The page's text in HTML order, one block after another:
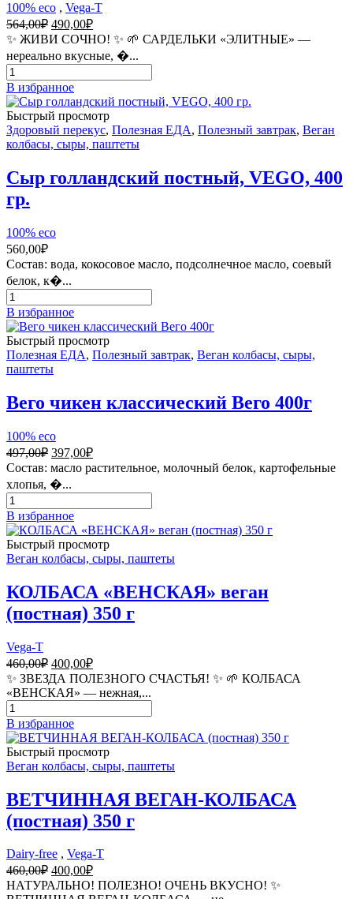
100% eco , Vega-T
564,00₽ Первоначальная
цена
564,00₽.
490,00₽Текущая
цена:
490,00₽.
✨ ЖИВИ СОЧНО! ✨ 🌱 САРДЕЛЬКИ «ЭЛИТНЫЕ» —
нереально вкусные, �...
Количество
товара
САРДЕЛЬКИ
«ЭЛИТНЫЕ»
веган
(постные)400
В избранное
Быстрый просмотр
Здоровый перекус, Полезная ЕДА, Полезный завтрак, Веган
колбасы, сыры, паштеты
Сыр голландский постный, VEGO, 400
гр.
100% eco
560,00₽
Состав: вода, кокосовое масло, подсолнечное масло, соевый
белок, к�...
Количество
товара
Сыр
голландский
постный,
VEGO,
гр.
В избранное
Быстрый просмотр
Полезная ЕДА, Полезный завтрак, Веган колбасы, сыры,
паштеты
Вего чикен классический Вего 400г
100% eco
497,00₽ Первоначальная
цена
составляла
497,00₽.
397,00₽Текущая
цена:
Состав: масло растительное, молочный белок, картофельные
хлопья, �...
Количество
товара
Вего
чикен
классический
400г
В избранное
Быстрый просмотр
Веган колбасы, сыры, паштеты
КОЛБАСА «ВЕНСКАЯ» веган
(постная) 350 г
Vega-T
460,00₽ Первоначальная
цена
составляла
460,00₽.
400,00₽Текущая
цена:
400,00₽.
✨ ЗВЕЗДА ПОЛЕЗНОГО СЧАСТЬЯ! ✨ 🌱 КОЛБАСА
«ВЕНСКАЯ» — нежная,...
Количество
товара
КОЛБАСА
«ВЕНСКАЯ»
веган
350
г
В избранное
Быстрый просмотр
Веган колбасы, сыры, паштеты
ВЕТЧИННАЯ ВЕГАН-КОЛБАСА
(постная) 350 г
Dairy-free , Vega-T
460,00₽ Первоначальная
цена
составляла
400,00₽Текущая
цена:
НАТУРАЛЬНО! ПОЛЕЗНО! ОЧЕНЬ ВКУСНО! ✨